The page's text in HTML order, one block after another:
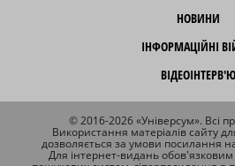
НОВИНИ
ІНФОРМАЦІЙНІ
ВІДЕОІНТЕРВ'Ю
© 2016-2026 «Універсум». Всі
Використання матеріалів сайту
дозволяється за умови посилання
Для інтернет-видань обов'язковим